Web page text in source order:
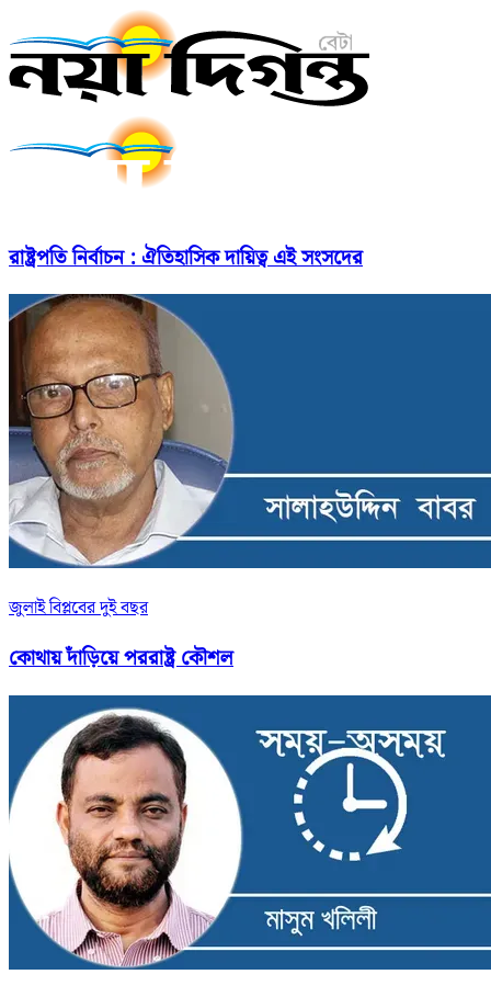
রাষ্ট্রপতি নির্বাচন : ঐতিহাসিক দায়িত্ব এই সংসদের
জুলাই বিপ্লবের দুই বছর
কোথায় দাঁড়িয়ে পররাষ্ট্র কৌশল